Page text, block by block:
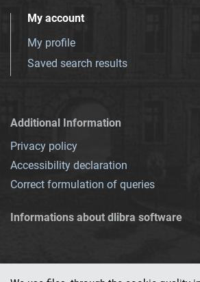
My account
My profile
Saved search results
Additional Information
Privacy policy
Accessibility declaration
Correct formulation of queries
Informations about dlibra software